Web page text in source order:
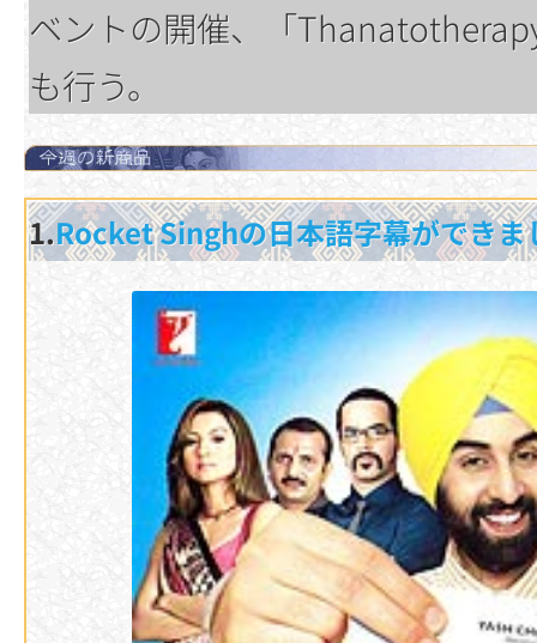
ベントの開催、「
も行う。
1.Rocket Singhの日本語字幕ができ